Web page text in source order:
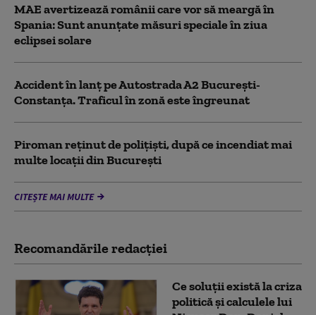
MAE avertizează românii care vor să meargă în
Spania: Sunt anunțate măsuri speciale în ziua
eclipsei solare
Accident în lanț pe Autostrada A2 București-
Constanța. Traficul în zonă este îngreunat
Piroman reţinut de poliţişti, după ce incendiat mai
multe locaţii din București
CITEȘTE MAI MULTE
Recomandările redacţiei
Ce soluții există la criza
politică și calculele lui